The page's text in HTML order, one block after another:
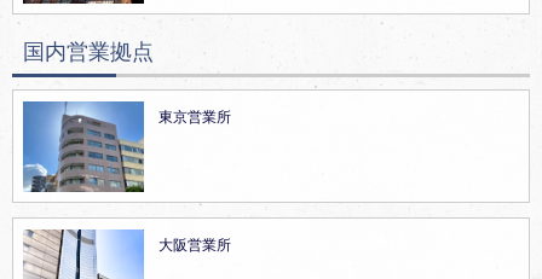
国内営業拠点
東京営業所
大阪営業所